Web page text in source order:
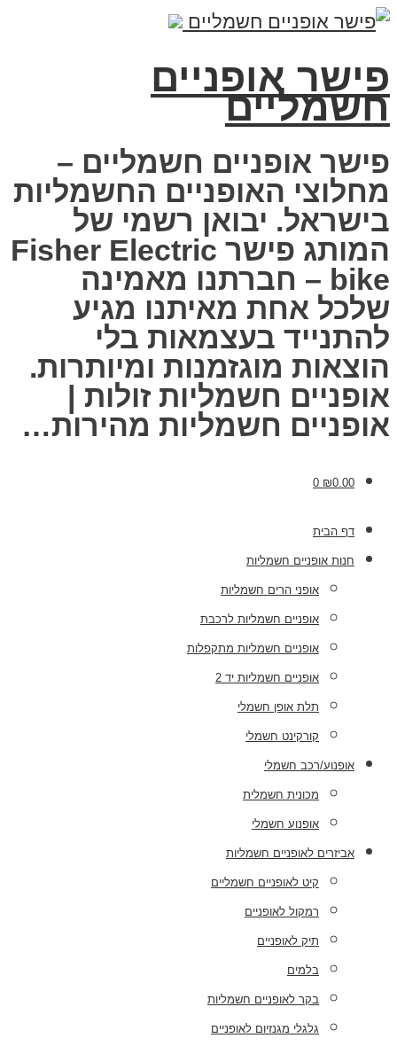
פישר אופניים
חשמליים
פישר אופניים חשמליים –
מחלוצי האופניים החשמליות
בישראל. יבואן רשמי של
המותג פישר Fisher Electric
bike – חברתנו מאמינה
שלכל אחת מאיתנו מגיע
להתנייד בעצמאות בלי
הוצאות מוגזמנות ומיותרות.
אופניים חשמליות זולות |
אופניים חשמליות מהירות…
₪0.00
0
דף הבית
חנות אופניים חשמליות
אופני הרים חשמליות
אופניים חשמליות לרכבת
אופניים חשמליות מתקפלות
אופניים חשמליות יד 2
תלת אופן חשמלי
קורקינט חשמלי
אופנוע/רכב חשמלי
מכונית חשמלית
אופנוע חשמלי
אביזרים לאופניים חשמליות
קיט לאופניים חשמליים
רמקול לאופניים
תיק לאופניים
בלמים
בקר לאופניים חשמליות
גלגלי מגנזיום לאופניים